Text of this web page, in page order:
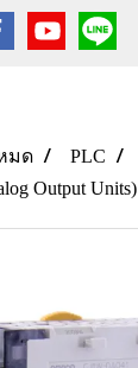
มด PLC
Output Units)